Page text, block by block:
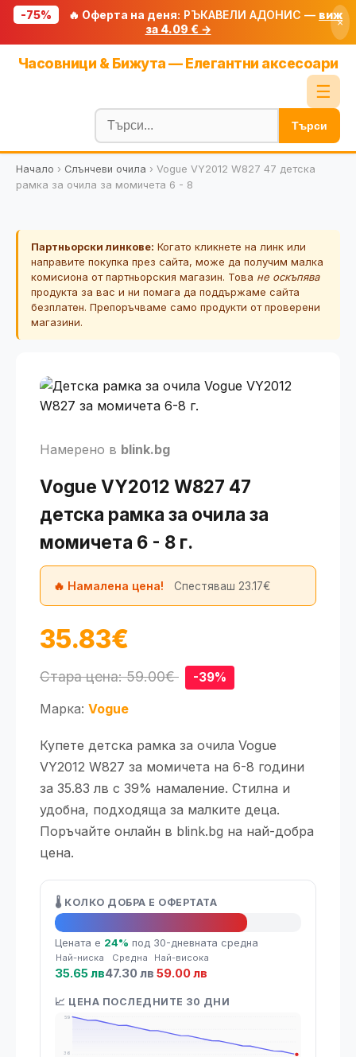
-75% 🔥 Оферта на деня: РЪКАВЕЛИ АДОНИС — виж
за 4.09 € →
×
Часовници & Бижута — Елегантни аксесоари
☰
Блог
🧮 Калкулатори
🔍 Намери продукт
🎟️ Купони
Търси
Начало › Слънчеви очила › Vogue VY2012 W827 47 детска
рамка за очила за момичета 6 - 8
Партньорски линкове: Когато кликнете на линк или
направите покупка през сайта, може да получим малка
комисиона от партньорския магазин. Това не оскъпява
продукта за вас и ни помага да поддържаме сайта
безплатен. Препоръчваме само продукти от проверени
магазини.
Намерено в blink.bg
Vogue VY2012 W827 47
детска рамка за очила за
момичета 6 - 8 г.
🔥 Намалена цена! Спестяваш 23.17€
35.83€
Стара цена: 59.00€ -39%
Марка: Vogue
Купете детска рамка за очила Vogue
VY2012 W827 за момичета на 6-8 години
за 35.83 лв с 39% намаление. Стилна и
удобна, подходяща за малките деца.
Поръчайте онлайн в blink.bg на най-добра
цена.
🌡️ КОЛКО ДОБРА Е ОФЕРТАТА
🔥 Топ оферта
Цената е 24% под 30-дневната средна
Най-ниска
35.65 лв
Средна
47.30 лв
Най-висока
59.00 лв
📈 ЦЕНА ПОСЛЕДНИТЕ 30 ДНИ
59
36